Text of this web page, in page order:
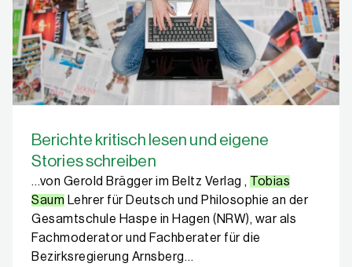
Berichte kritisch lesen und eigene
Stories schreiben
…von Gerold Brägger im Beltz Verlag , Tobias
Saum Lehrer für Deutsch und Philosophie an der
Gesamtschule Haspe in Hagen (NRW), war als
Fachmoderator und Fachberater für die
Bezirksregierung Arnsberg…